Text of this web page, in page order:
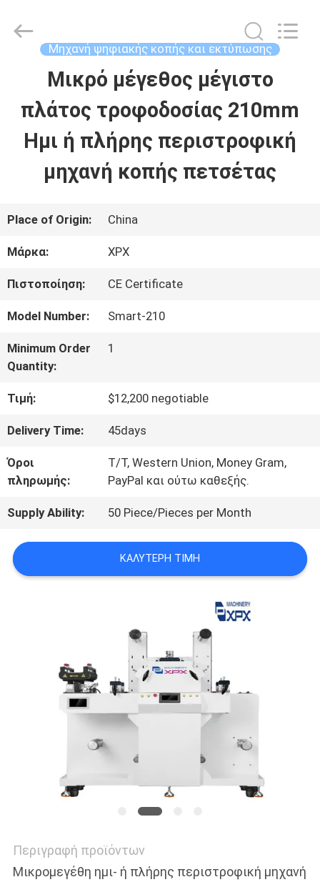
ΣΠΊΤΙ
ΠΡΟΪΌΝΤΑ
ΒΊΝΤΕΟ
ΣΧΕΤΙΚΆ
ΜΕ
ΕΜΆΣ
ΕΠΙΣΚΈΨΕΙΣ
ΣΤΟ
ΕΡΓΟΣΤΆΣΙΟ
ΈΛΕΓΧΟΣ
ΠΟΙΌΤΗΤΑΣ
ΕΠΙΚΟΙΝΩΝΉΣΤΕ
ΥΠΟΘΈΣΕΙΣ
SITEMAP
Machinery
Μηχανή ψηφιακής κοπής και εκτύπωσης
Μικρό μέγεθος μέγιστο
πλάτος τροφοδοσίας 210mm
Ημι ή πλήρης περιστροφική
μηχανή κοπής πετσέτας
Place of Origin: China
Μάρκα: XPX
Πιστοποίηση: CE Certificate
Model Number: Smart-210
Minimum Order
Quantity:
1
Τιμή: $12,200 negotiable
Delivery Time: 45days
Όροι
πληρωμής:
T/T, Western Union, Money Gram,
PayPal και ούτω καθεξής.
Supply Ability: 50 Piece/Pieces per Month
ΚΑΛΎΤΕΡΗ ΤΙΜΉ
Περιγραφή προϊόντων
Μικρομεγέθη ημι- ή πλήρης περιστροφική μηχανή